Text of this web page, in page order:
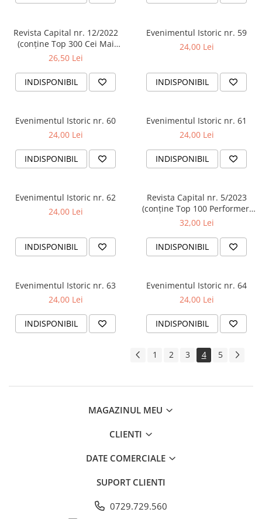
Revista Capital nr. 12/2022
(conține Top 300 Cei Mai
Bogați Români)
26,50 Lei
INDISPONIBIL
Evenimentul Istoric nr. 59
24,00 Lei
INDISPONIBIL
Evenimentul Istoric nr. 60
24,00 Lei
INDISPONIBIL
Evenimentul Istoric nr. 61
24,00 Lei
INDISPONIBIL
Evenimentul Istoric nr. 62
24,00 Lei
INDISPONIBIL
Revista Capital nr. 5/2023
(conține Top 100 Performeri
din Sănătate)
32,00 Lei
INDISPONIBIL
Evenimentul Istoric nr. 63
24,00 Lei
INDISPONIBIL
Evenimentul Istoric nr. 64
24,00 Lei
INDISPONIBIL
1 2 3 4 5
MAGAZINUL MEU
CLIENTI
DATE COMERCIALE
SUPORT CLIENTI
0729.729.560